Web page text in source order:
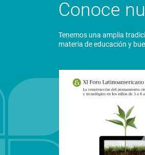
Conoce
Tenemos una amplia
materia de educación y